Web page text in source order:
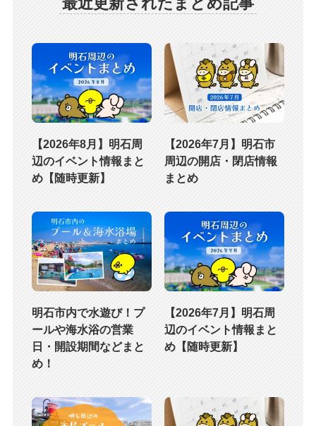
【2026年8月】明石周
辺のイベント情報まと
め【随時更新】
【2026年7月】明石市
周辺の開店・閉店情報
まとめ
明石市内で水遊び！プ
ールや海水浴の営業
日・開設期間などまと
め！
【2026年7月】明石周
辺のイベント情報まと
め【随時更新】